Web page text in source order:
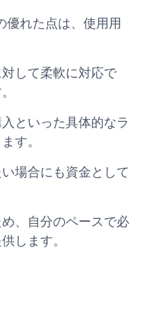
優れた点は、使用用
して柔軟に対応で
といった具体的なラ
す。
場合にも資金として
、自分のペースで必
します。